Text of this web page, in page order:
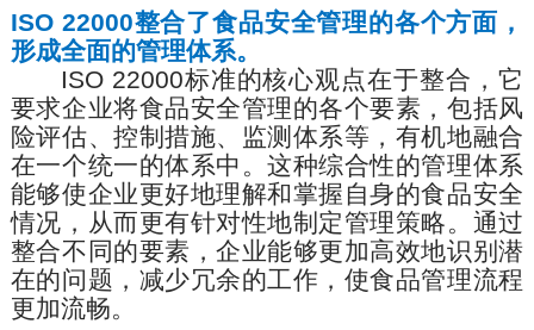
ISO 22000整合了食品安全管理的各个方面，
形成全面的管理体系。
ISO 22000标准的核心观点在于整合，它
要求企业将食品安全管理的各个要素，包括风
险评估、控制措施、监测体系等，有机地融合
在一个统一的体系中。这种综合性的管理体系
能够使企业更好地理解和掌握自身的食品安全
情况，从而更有针对性地制定管理策略。通过
整合不同的要素，企业能够更加高效地识别潜
在的问题，减少冗余的工作，使食品管理流程
更加流畅。